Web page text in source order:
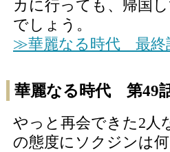
カに行っても、帰国
でしょう。
≫華麗なる時代 最終
華麗なる時代 第49
やっと再会できた2人
の態度にソクジンは